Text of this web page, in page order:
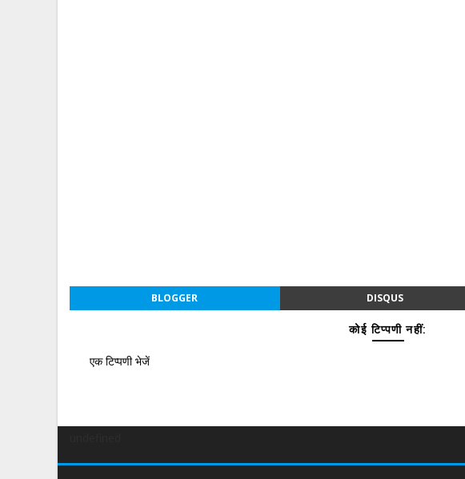
BLOGGER DISQUS
कोई टिप्पणी नहीं:
एक टिप्पणी भेजें